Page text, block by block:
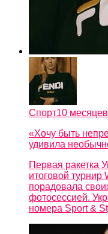
Спорт10
«Хочу быть
удивила
Первая ракетка
итоговой
порадовала
фотосессией.
номера Sport &